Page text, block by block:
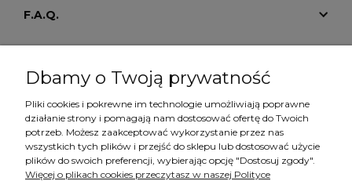
F.A.Q.
Tutoriale
Konto
Dbamy o Twoją prywatność
Pliki cookies i pokrewne im technologie umożliwiają poprawne
działanie strony i pomagają nam dostosować ofertę do Twoich
potrzeb. Możesz zaakceptować wykorzystanie przez nas
wszystkich tych plików i przejść do sklepu lub dostosować użycie
plików do swoich preferencji, wybierając opcję "Dostosuj zgody".
Więcej o plikach cookies przeczytasz w naszej Polityce